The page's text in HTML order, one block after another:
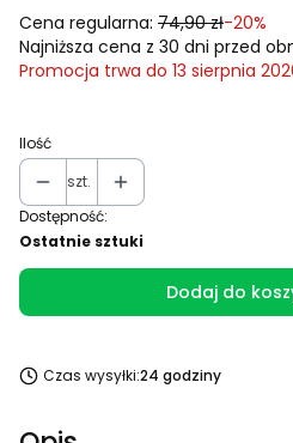
Cena regularna: 74,90 zł-20%
Najniższa cena z 30 dni przed
Promocja trwa do 13 sierpnia
Ilość
szt.
Dostępność:
Ostatnie sztuki
Dodaj do
Czas wysyłki:24 godziny